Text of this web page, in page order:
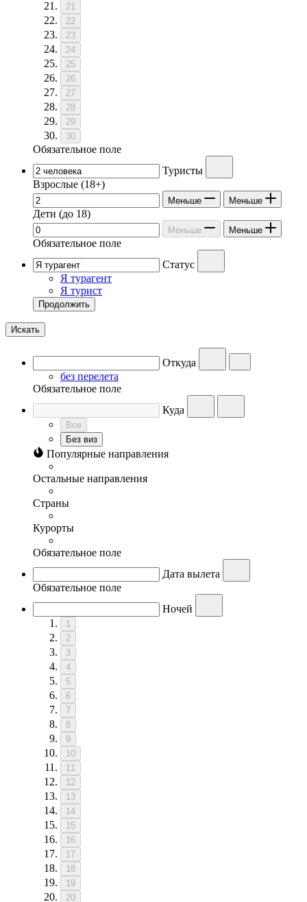
21
22
23
24
25
26
27
28
29
30
Обязательное поле
Туристы
Взрослые (18+)
Меньше Меньше
Дети (до 18)
Меньше Меньше
Обязательное поле
Статус
Я турагент
Я турист
Продолжить
Искать
Откуда
без перелета
Обязательное поле
Куда
Все
Без виз
Популярные направления
Остальные направления
Страны
Курорты
Обязательное поле
Дата вылета
Обязательное поле
Ночей
1
2
3
4
5
6
7
8
9
10
11
12
13
14
15
16
17
18
19
20